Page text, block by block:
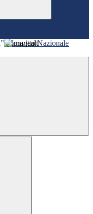
Convitto Nazionale